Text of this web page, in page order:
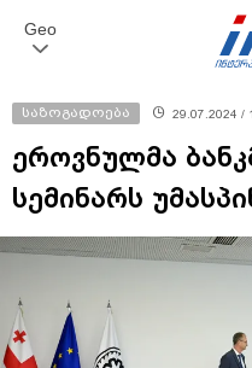
Geo
საზოგადოება 29.07.2024 /
ეროვნულმა
სემინარს